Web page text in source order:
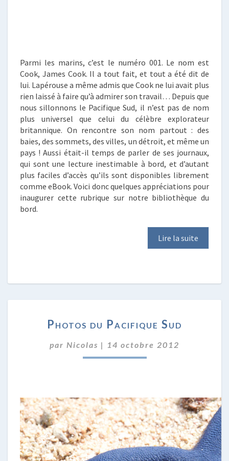
Parmi les marins, c’est le numéro 001. Le nom est
Cook, James Cook. Il a tout fait, et tout a été dit de
lui. Lapérouse a même admis que Cook ne lui avait plus
rien laissé à faire qu’à admirer son travail… Depuis que
nous sillonnons le Pacifique Sud, il n’est pas de nom
plus universel que celui du célèbre explorateur
britannique. On rencontre son nom partout : des
baies, des sommets, des villes, un détroit, et même un
pays ! Aussi était-il temps de parler de ses journaux,
qui sont une lecture inestimable à bord, et d’autant
plus faciles d’accès qu’ils sont disponibles librement
comme eBook. Voici donc quelques appréciations pour
inaugurer cette rubrique sur notre bibliothèque du
bord.
Lire la suite
DU
SUD
Photos du Pacifique Sud
par Nicolas | 14 octobre 2012